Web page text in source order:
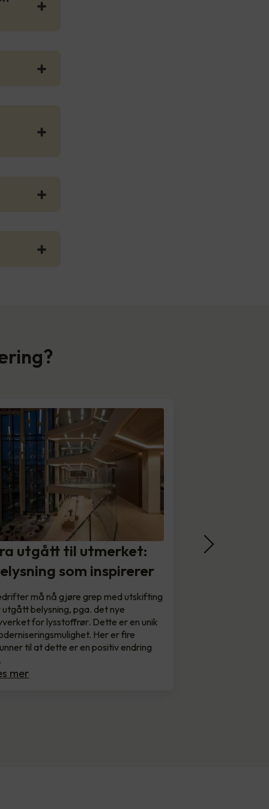
utgått til utmerket:
som inspirerer
må nå gjøre grep med utskifting
utgått belysning, pga. det nye
for lysstoffrør. Dette er en unik
Her er fire
til at dette er en positiv endring
mer